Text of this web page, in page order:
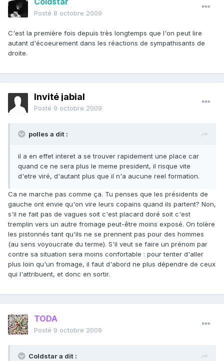
Posté 8 octobre 2009
C'est la première fois depuis très longtemps que l'on peut lire
autant d'écoeurement dans les réactions de sympathisants de
droite.
Invité jabial
Posté 9 octobre 2009
polles a dit :
il a en effet interet a se trouver rapidement une place car
quand ce ne sera plus le meme president, il risque vite
d'etre viré, d'autant plus que il n'a aucune reel formation.
Ca ne marche pas comme ça. Tu penses que les présidents de
gauche ont envie qu'on vire leurs copains quand ils partent? Non,
s'il ne fait pas de vagues soit c'est placard doré soit c'est
tremplin vers un autre fromage peut-être moins exposé. On tolère
les pistonnés tant qu'ils ne se prennent pas pour des hommes
(au sens voyoucrate du terme). S'il veut se faire un prénom par
contre sa situation sera moins confortable : pour tenter d'aller
plus loin qu'un fromage, il faut d'abord ne plus dépendre de ceux
qui l'attribuent, et donc en sortir.
TODA
Posté 9 octobre 2009
Coldstar a dit :